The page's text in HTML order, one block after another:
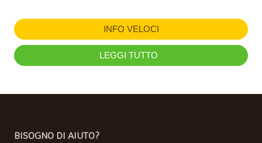
INFO VELOCI
LEGGI TUTTO
BISOGNO DI AIUTO?